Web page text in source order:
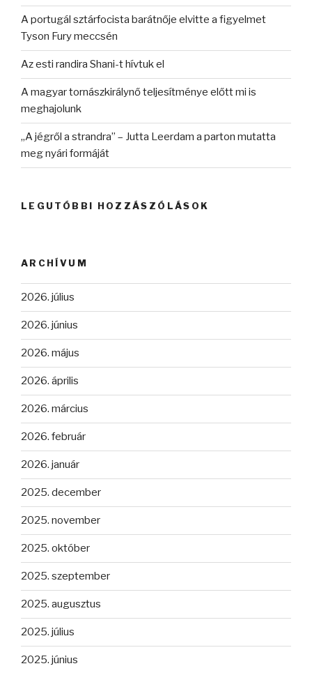
A portugál sztárfocista barátnője elvitte a figyelmet
Tyson Fury meccsén
Az esti randira Shani-t hívtuk el
A magyar tornászkirálynő teljesítménye előtt mi is
meghajolunk
„A jégről a strandra” – Jutta Leerdam a parton mutatta
meg nyári formáját
LEGUTÓBBI HOZZÁSZÓLÁSOK
ARCHÍVUM
2026. július
2026. június
2026. május
2026. április
2026. március
2026. február
2026. január
2025. december
2025. november
2025. október
2025. szeptember
2025. augusztus
2025. július
2025. június